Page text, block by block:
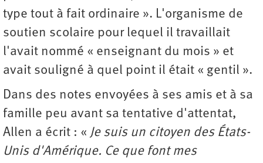
type tout à fait ordinaire ». L'organisme de
soutien scolaire pour lequel il travaillait
l'avait nommé « enseignant du mois » et
avait souligné à quel point il était « gentil ».
Dans des notes envoyées à ses amis et à sa
famille peu avant sa tentative d'attentat,
Allen a écrit : « Je suis un citoyen des États-
Unis d'Amérique. Ce que font mes